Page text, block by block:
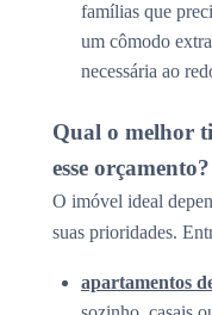
famílias que
um cômodo
necessária ao
Qual o melhor
esse orçamento?
O imóvel ideal
suas prioridades.
apartamentos